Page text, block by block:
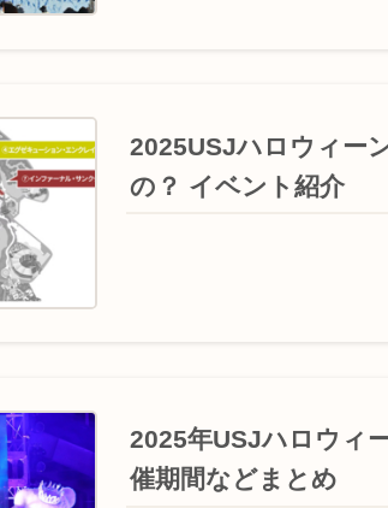
2025USJハロウィー
の？ イベント紹介
2025年USJハロウィ
催期間などまとめ